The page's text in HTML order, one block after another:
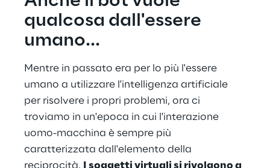
qualcosa dall'essere
umano...
Mentre in passato era per lo più l'essere
umano a utilizzare l'intelligenza artificiale
per risolvere i propri problemi, ora ci
troviamo in un'epoca in cui l'interazione
uomo-macchina è sempre più
caratterizzata dall'elemento della
reciprocità.
I soggetti virtuali si rivolgono a